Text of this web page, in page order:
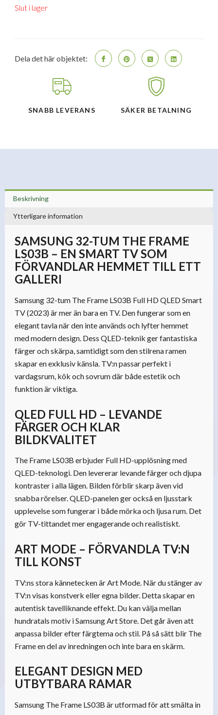
Slut i lager
Dela det här objektet:
SNABB LEVERANS SÄKER BETALNING
Beskrivning
Ytterligare information
SAMSUNG 32-TUM THE FRAME
LS03B – EN SMART TV SOM
FÖRVANDLAR HEMMET TILL ETT
GALLERI
Samsung 32-tum The Frame LS03B Full HD QLED Smart
TV (2023) är mer än bara en TV. Den fungerar som en
elegant tavla när den inte används och lyfter hemmet
med modern design. Dess QLED-teknik ger fantastiska
färger och skärpa, samtidigt som den stilrena ramen
skapar en exklusiv känsla. TV:n passar perfekt i
vardagsrum, kök och sovrum där både estetik och
funktion är viktiga.
QLED FULL HD – LEVANDE
FÄRGER OCH KLAR
BILDKVALITET
The Frame LS03B erbjuder Full HD-upplösning med
QLED-teknologi. Den levererar levande färger och djupa
kontraster i alla lägen. Bilden förblir skarp även vid
snabba rörelser. QLED-panelen ger också en ljusstark
upplevelse som fungerar i både mörka och ljusa rum. Det
gör TV-tittandet mer engagerande och realistiskt.
ART MODE – FÖRVANDLA TV:N
TILL KONST
TV:ns stora kännetecken är Art Mode. När du stänger av
TV:n visas konstverk eller egna bilder. Detta skapar en
autentisk tavelliknande effekt. Du kan välja mellan
hundratals motiv i Samsung Art Store. Det går även att
anpassa bilder efter färgtema och stil. På så sätt blir The
Frame en del av inredningen och inte bara en skärm.
ELEGANT DESIGN MED
UTBYTBARA RAMAR
Samsung The Frame LS03B är utformad för att smälta in